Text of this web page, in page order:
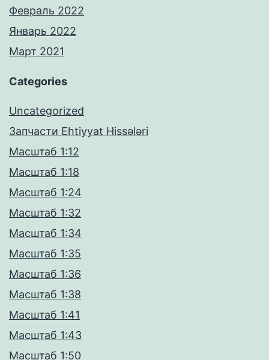
Февраль 2022
Январь 2022
Март 2021
Categories
Uncategorized
Запчасти Ehtiyyat Hissələri
Масштаб 1:12
Масштаб 1:18
Масштаб 1:24
Масштаб 1:32
Масштаб 1:34
Масштаб 1:35
Масштаб 1:36
Масштаб 1:38
Масштаб 1:41
Масштаб 1:43
Масштаб 1:50